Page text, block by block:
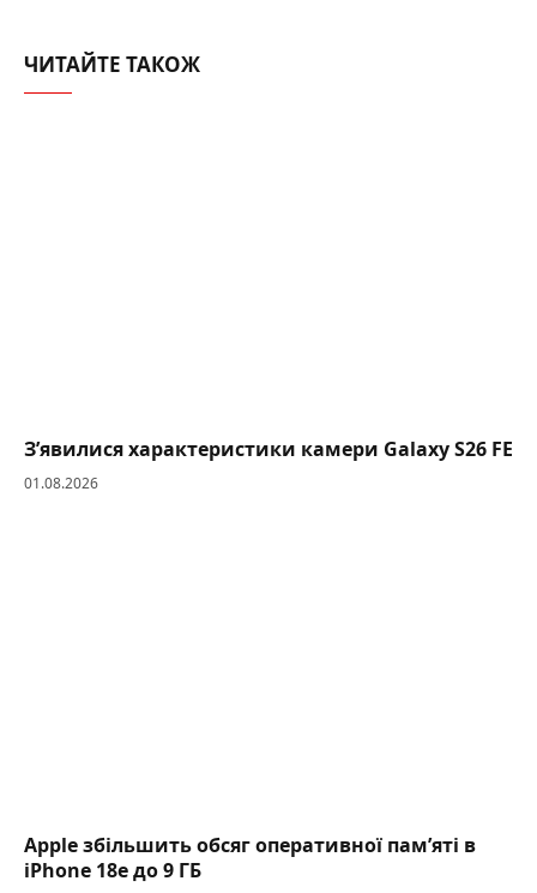
ЧИТАЙТЕ ТАКОЖ
З’явилися характеристики камери Galaxy S26 FE
01.08.2026
Apple збільшить обсяг оперативної пам’яті в
iPhone 18e до 9 ГБ